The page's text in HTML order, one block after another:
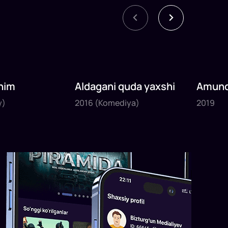
2016
1x82daq.
Aldagani quda yaxshi
2016 (Komediya)
2019
1x120
2019